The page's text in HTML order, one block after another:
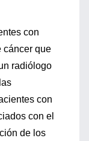
con
cáncer que
radiólogo
con
con el
de los